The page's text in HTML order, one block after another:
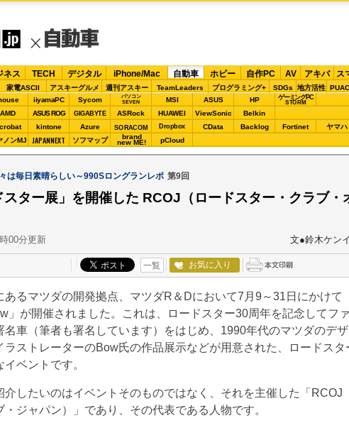
ネス TECH デジタル iPhone/Mac 自動車 ホビー 自作PC AV アキバ ス
家電ASCII アスキーグルメ 週刊アスキー TeamLeaders プログラミング+ SDGs 地方活性
iiyamaPC Sycom
パソコン
SEVEN
MSI ASUS HP ゲーミングPC
STORM
AMD ASUS ROG GIGABYTE ASRock HUAWEI ViewSonic Belkin
kintone Azure SORACOM Dropbox CData Backlog Fortinet ヤマハ
ノンMJ JAPANNEXT ソフマップ brand
new ME! pCloud
は毎日素晴らしい～990Sロングランレポ 第9回
スター展」を開催した RCOJ（ロードスター・クラブ・
00分更新 文●鈴木ケン
一覧 お気に入り
るマツダの開発拠点、マツダR＆Dにおいて7月9～31日にかけて
」が開催されました。これは、ロードスター30周年を記念してフ
名車（筆者も署名しています）をはじめ、1990年代のマツダのデ
ラストレーターのBow氏の作品展示などが用意された、ロードスタ
ベントです。
したいのはイベントそのものではなく、それを主催した「RCOJ
・ジャパン）」であり、その代表である人物です。